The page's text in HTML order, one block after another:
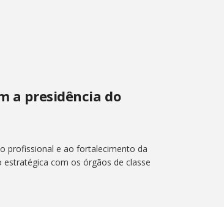
a presidência do
profissional e ao fortalecimento da
com os órgãos de classe